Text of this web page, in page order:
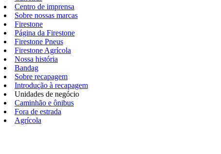
Centro de imprensa
Sobre nossas marcas
Firestone
Página da Firestone
Firestone Pneus
Firestone Agrícola
Nossa história
Bandag
Sobre recapagem
Introdução à recapagem
Unidades de negócio
Caminhão e ônibus
Fora de estrada
Agrícola